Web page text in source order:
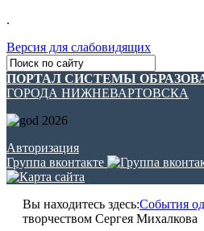
.
Версия для слабовидящих
ПОРТАЛ СИСТЕМЫ
ГОРОДА НИЖНЕВАРТОВСКА
Авторизация
Группа вконтакте
Вы находитесь здесь:События
творчеством Сергея Михалкова